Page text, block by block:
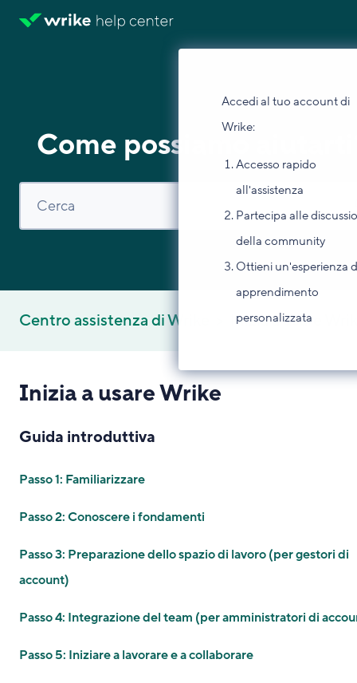
Accedi al tuo account di
Wrike:
Accesso rapido
all'assistenza
Partecipa alle
della community
Ottieni un'esperienza
apprendimento
personalizzata
Come possiamo
Centro assistenza di Wrike Inizia a usare
Inizia a usare Wrike
Guida introduttiva
Passo 1: Familiarizzare
Passo 2: Conoscere i fondamenti
Passo 3: Preparazione dello spazio di lavoro (per gestori di
account)
Passo 4: Integrazione del team (per amministratori di
Passo 5: Iniziare a lavorare e a collaborare